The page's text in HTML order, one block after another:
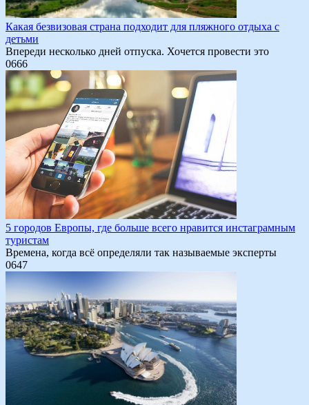
Какая безвизовая страна подходит для пляжного отдыха с
детьми
Впереди несколько дней отпуска. Хочется провести это
0666
5 городов Европы, где больше всего нравится инстаграмным
туристам
Времена, когда всё определяли так называемые эксперты
0647